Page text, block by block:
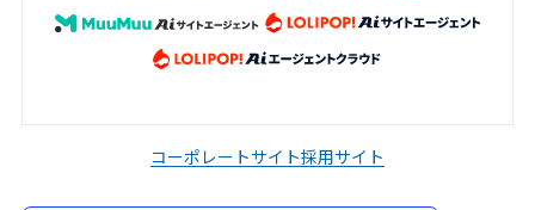
コーポレートサイト採用サイト